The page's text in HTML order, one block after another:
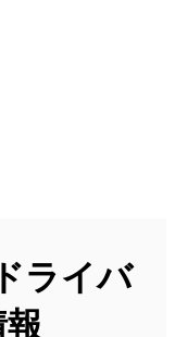
ライバ